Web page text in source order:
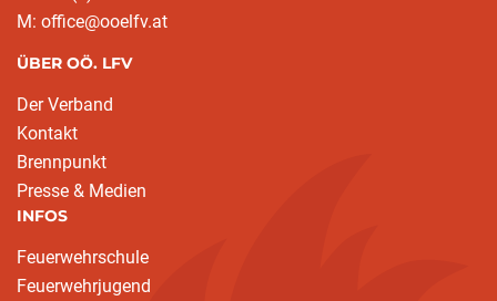
M: office@ooelfv.at
ÜBER OÖ. LFV
Der Verband
Kontakt
Brennpunkt
Presse & Medien
INFOS
Feuerwehrschule
Feuerwehrjugend